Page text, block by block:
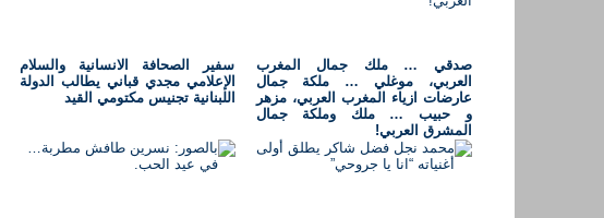
صدقي … ملك جمال المغرب
العربي، موغلي … ملكة جمال
عارضات ازياء المغرب العربي، مزهر
و حبيب … ملك وملكة جمال
المشرق العربي!
سفير الصحافة الانسانية والسلام
الإعلامي مجدي قباني يطالب الدولة
اللبنانية تجنيس مكتومي القيد